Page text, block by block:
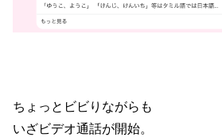
ちょっとビビりながらも
いざビデオ通話が開始。